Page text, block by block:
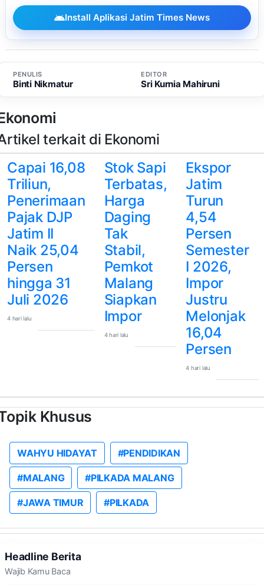
Install Aplikasi Jatim Times News
PENULIS
Binti Nikmatur
EDITOR
Sri Kurnia Mahiruni
terkait di Ekonomi
Capai 16,08
Triliun,
Penerimaan
Pajak DJP
Jatim II
Naik 25,04
Persen
hingga 31
Juli 2026
4 hari lalu
Stok Sapi
Terbatas,
Harga
Daging
Tak
Stabil,
Pemkot
Malang
Siapkan
Impor
4 hari lalu
Ekspor
Jatim
Turun
4,54
Persen
Semester
I 2026,
Impor
Justru
Melonjak
16,04
Persen
4 hari lalu
Khusus
WAHYU HIDAYAT #PENDIDIKAN
#MALANG #PILKADA MALANG
#JAWA TIMUR #PILKADA
Headline Berita
Wajib Kamu Baca